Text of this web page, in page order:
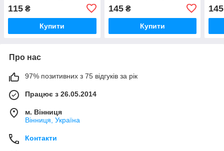
115 ₴
Купити
145₴
Купити
145
Про нас
97% позитивних з 75 відгуків за рік
Працює з 26.05.2014
м. Вінниця
Вінниця, Україна
Контакти